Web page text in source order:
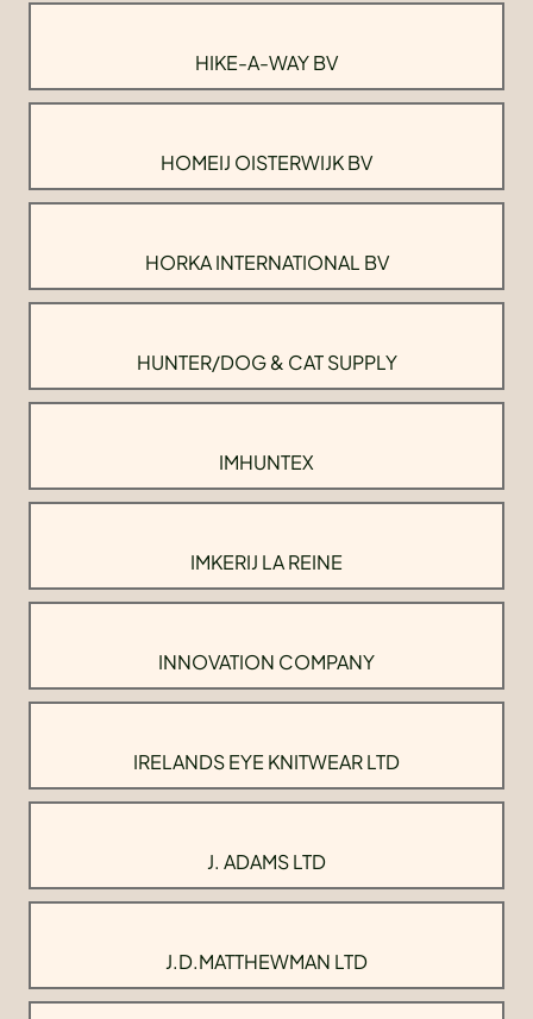
HIKE-A-WAY BV
HOMEIJ OISTERWIJK BV
HORKA INTERNATIONAL BV
HUNTER/DOG & CAT SUPPLY
IMHUNTEX
IMKERIJ LA REINE
INNOVATION COMPANY
IRELANDS EYE KNITWEAR LTD
J. ADAMS LTD
J.D.MATTHEWMAN LTD